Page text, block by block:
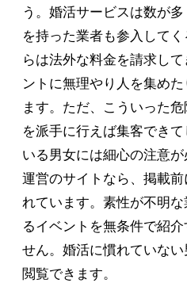
う。婚活サービスは数が
を持った業者も参入して
らは法外な料金を請求し
ントに無理やり人を集め
ます。ただ、こういった
を派手に行えば集客でき
いる男女には細心の注意
運営のサイトなら、掲載
れています。素性が不明
るイベントを無条件で紹
せん。婚活に慣れていな
閲覧できます。